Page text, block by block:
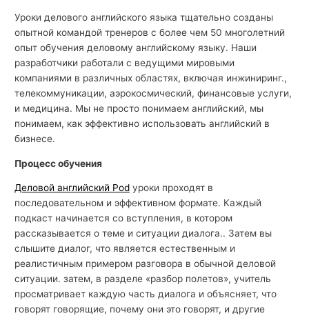
Уроки делового английского языка тщательно созданы
опытной командой тренеров с более чем 50 многолетний
опыт обучения деловому английскому языку. Наши
разработчики работали с ведущими мировыми
компаниями в различных областях, включая инжиниринг.,
телекоммуникации, аэрокосмический, финансовые услуги,
и медицина. Мы не просто понимаем английский, мы
понимаем, как эффективно использовать английский в
бизнесе.
Процесс обучения
Деловой английский Pod уроки проходят в
последовательном и эффективном формате. Каждый
подкаст начинается со вступления, в котором
рассказывается о теме и ситуации диалога.. Затем вы
слышите диалог, что является естественным и
реалистичным примером разговора в обычной деловой
ситуации. затем, в разделе «разбор полетов», учитель
просматривает каждую часть диалога и объясняет, что
говорят говорящие, почему они это говорят, и другие